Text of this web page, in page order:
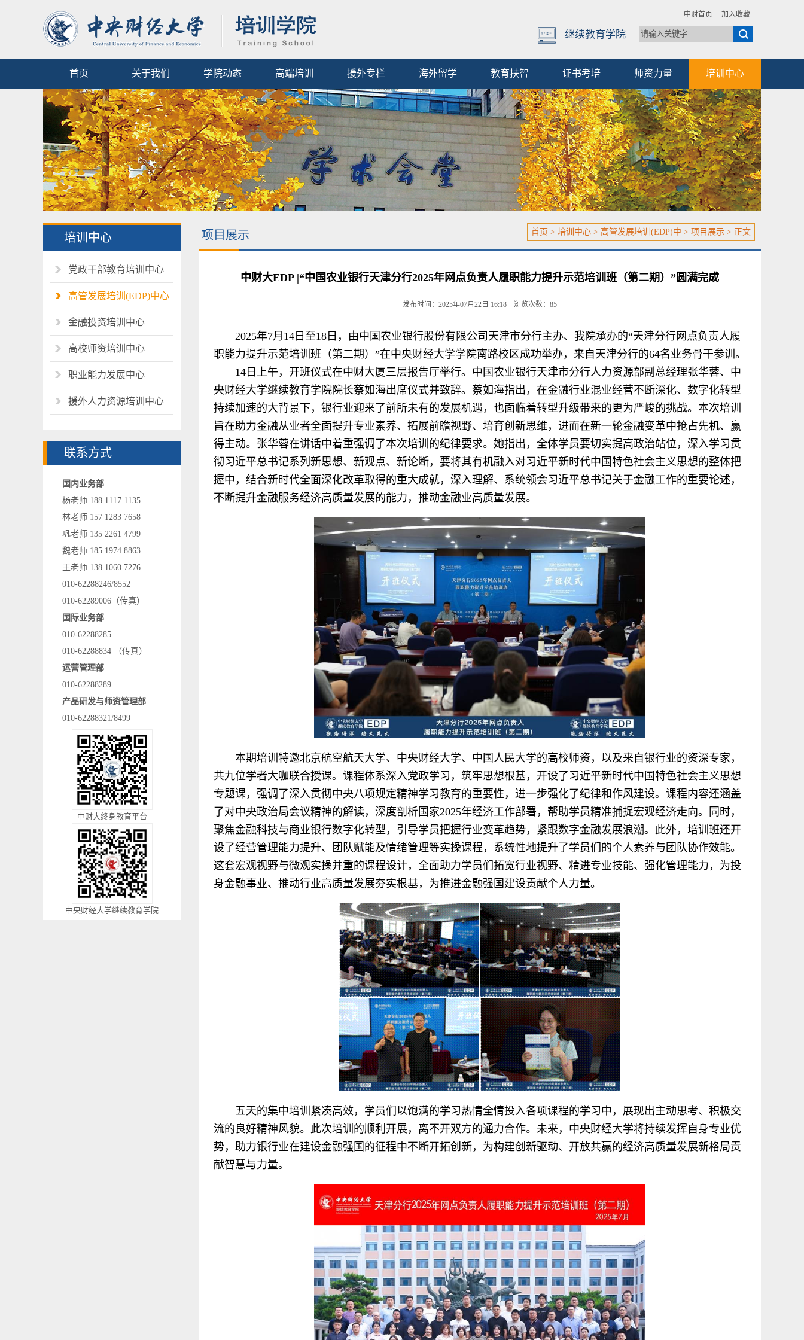
中财首页 加入收藏
继续教育学院
首页 关于我们 学院动态 高端培训 援外专栏 海外留学 教育扶智 证书考培 师资力量 培训中心
培训中心
党政干部教育培训中心
高管发展培训(EDP)中心
金融投资培训中心
高校师资培训中心
职业能力发展中心
援外人力资源培训中心
联系方式
国内业务部
杨老师 188 1117 1135
林老师 157 1283 7658
巩老师 135 2261 4799
魏老师 185 1974 8863
王老师 138 1060 7276
010-62288246/8552
010-62289006（传真）
国际业务部
010-62288285
010-62288834 （传真）
运营管理部
010-62288289
产品研发与师资管理部
010-62288321/8499
中财大终身教育平台
中央财经大学继续教育学院
项目展示 首页 > 培训中心 > 高管发展培训(EDP)中 > 项目展示 > 正文
中财大EDP |“中国农业银行天津分行2025年网点负责人履职能力提升示范培训班（第二期）”圆满完成
发布时间：2025年07月22日 16:18 浏览次数： 85
2025年7月14日至18日，由中国农业银行股份有限公司天津市分行主办、我院承办的“天津分行网点负责人履
职能力提升示范培训班（第二期）”在中央财经大学学院南路校区成功举办，来自天津分行的64名业务骨干参训。
14日上午，开班仪式在中财大厦三层报告厅举行。中国农业银行天津市分行人力资源部副总经理张华蓉、中
央财经大学继续教育学院院长蔡如海出席仪式并致辞。蔡如海指出，在金融行业混业经营不断深化、数字化转型
持续加速的大背景下，银行业迎来了前所未有的发展机遇，也面临着转型升级带来的更为严峻的挑战。本次培训
旨在助力金融从业者全面提升专业素养、拓展前瞻视野、培育创新思维，进而在新一轮金融变革中抢占先机、赢
得主动。张华蓉在讲话中着重强调了本次培训的纪律要求。她指出，全体学员要切实提高政治站位，深入学习贯
彻习近平总书记系列新思想、新观点、新论断，要将其有机融入对习近平新时代中国特色社会主义思想的整体把
握中，结合新时代全面深化改革取得的重大成就，深入理解、系统领会习近平总书记关于金融工作的重要论述，
不断提升金融服务经济高质量发展的能力，推动金融业高质量发展。
本期培训特邀北京航空航天大学、中央财经大学、中国人民大学的高校师资，以及来自银行业的资深专家，
共九位学者大咖联合授课。课程体系深入党政学习，筑牢思想根基，开设了习近平新时代中国特色社会主义思想
专题课，强调了深入贯彻中央八项规定精神学习教育的重要性，进一步强化了纪律和作风建设。课程内容还涵盖
了对中央政治局会议精神的解读，深度剖析国家2025年经济工作部署，帮助学员精准捕捉宏观经济走向。同时，
聚焦金融科技与商业银行数字化转型，引导学员把握行业变革趋势，紧跟数字金融发展浪潮。此外，培训班还开
设了经营管理能力提升、团队赋能及情绪管理等实操课程，系统性地提升了学员们的个人素养与团队协作效能。
这套宏观视野与微观实操并重的课程设计，全面助力学员们拓宽行业视野、精进专业技能、强化管理能力，为投
身金融事业、推动行业高质量发展夯实根基，为推进金融强国建设贡献个人力量。
五天的集中培训紧凑高效，学员们以饱满的学习热情全情投入各项课程的学习中，展现出主动思考、积极交
流的良好精神风貌。此次培训的顺利开展，离不开双方的通力合作。未来，中央财经大学将持续发挥自身专业优
势，助力银行业在建设金融强国的征程中不断开拓创新，为构建创新驱动、开放共赢的经济高质量发展新格局贡
献智慧与力量。